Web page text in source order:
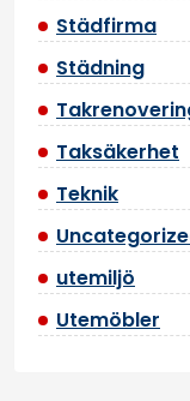
Städfirma
Städning
Taksäkerhet
Teknik
utemiljö
Utemöbler